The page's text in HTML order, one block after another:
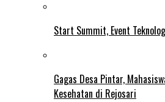
Start Summit, Event
Gagas Desa Pintar,
Kesehatan di Rejosari